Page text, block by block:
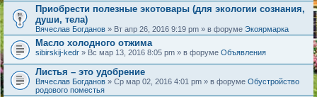
Приобрести полезные экотовары (для экологии сознания,
души, тела)
Вячеслав Богданов » Вт апр 26, 2016 9:19 pm » в форуме Экоярмарка
Масло холодного отжима
sibirskij-kedr » Вс мар 13, 2016 8:05 pm » в форуме Объявления
Листья – это удобрение
Вячеслав Богданов » Ср мар 02, 2016 4:01 pm » в форуме Обустройство
родового поместья